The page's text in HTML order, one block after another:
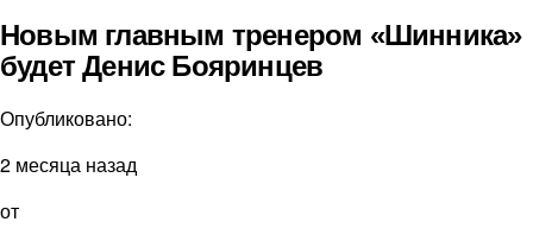
Новым главным тренером «Шинника»
будет Денис Бояринцев
Опубликовано:
2 месяца назад
от